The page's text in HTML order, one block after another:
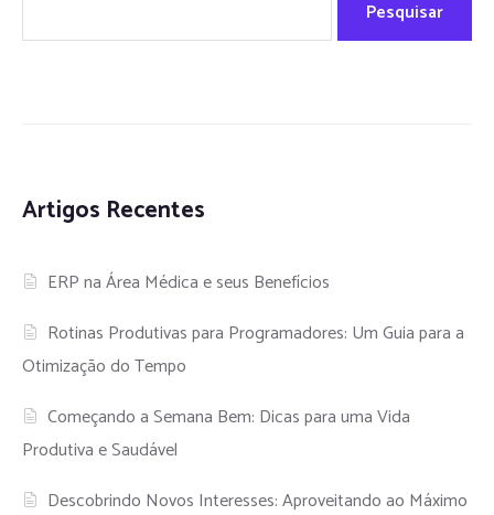
Pesquisar
Artigos Recentes
ERP na Área Médica e seus Benefícios
Rotinas Produtivas para Programadores: Um Guia para a
Otimização do Tempo
Começando a Semana Bem: Dicas para uma Vida
Produtiva e Saudável
Descobrindo Novos Interesses: Aproveitando ao Máximo